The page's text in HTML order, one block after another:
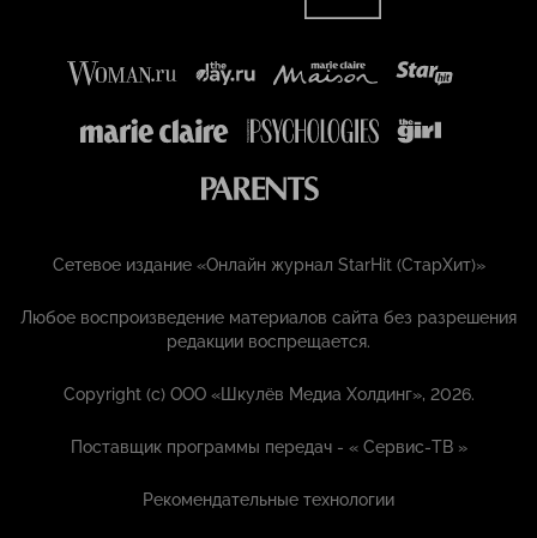
Сетевое издание «Онлайн журнал StarHit (СтарХит)»
Любое воспроизведение материалов сайта без разрешения
редакции воспрещается.
Copyright (с) ООО «Шкулёв Медиа Холдинг», 2026.
Поставщик программы передач - «Сервис-ТВ »
Рекомендательные технологии